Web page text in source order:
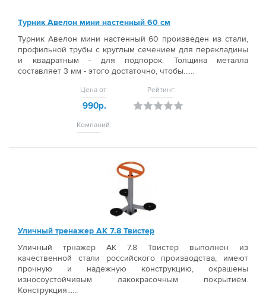
Турник Авелон мини настенный 60 cм
Турник Авелон мини настенный 60 произведен из стали,
профильной трубы с круглым сечением для перекладины
и квадратным - для подпорок. Толщина металла
составляет 3 мм - этого достаточно, чтобы......
Цена от:
990р.
Компаний:
Рейтинг:
Уличный тренажер АК 7.8 Твистер
Уличный трнажер АК 7.8 Твистер выполнен из
качественной стали российского производства, имеют
прочную и надежную конструкцию, окрашены
износоустойчивым лакокрасочным покрытием.
Конструкция......